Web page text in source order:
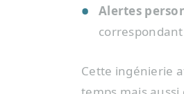
Alertes
Cette ingénierie